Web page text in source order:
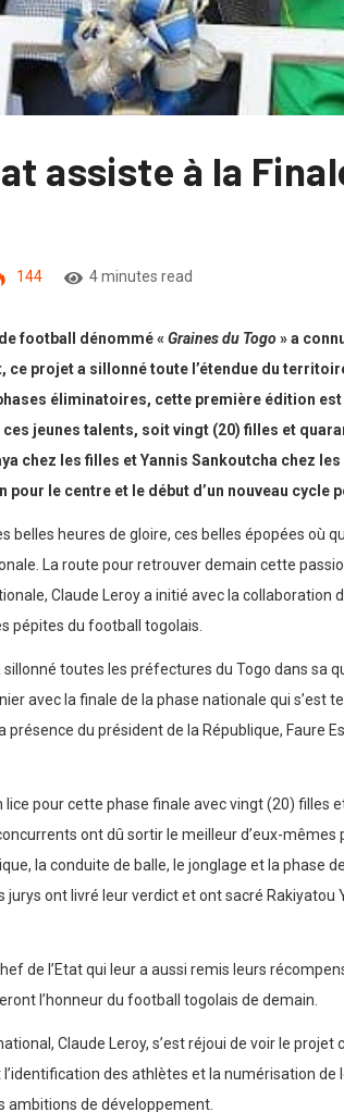
assiste à la
144 4 minutes read
football dénommé «Graines du Togo» a
ce projet a sillonné toute l’étendue du
éliminatoires, cette première édition
jeunes talents, soit vingt (20) filles et
chez les filles et Yannis Sankoutcha chez
le centre et le début d’un nouveau cycle
belles heures de gloire, ces belles épopées
La route pour retrouver demain cette
Claude Leroy a initié avec la
pépites du football togolais.
sillonné toutes les préfectures du Togo dans
avec la finale de la phase nationale qui s’est
présence du président de la République,
pour cette phase finale avec vingt (20) filles
ont dû sortir le meilleur d’eux-
la conduite de balle, le jonglage et la phase
ont livré leur verdict et ont sacré
de l’Etat qui leur a aussi remis leurs
l’honneur du football togolais de demain.
Claude Leroy, s’est réjoui de voir le
des athlètes et la numérisation
ambitions de développement.